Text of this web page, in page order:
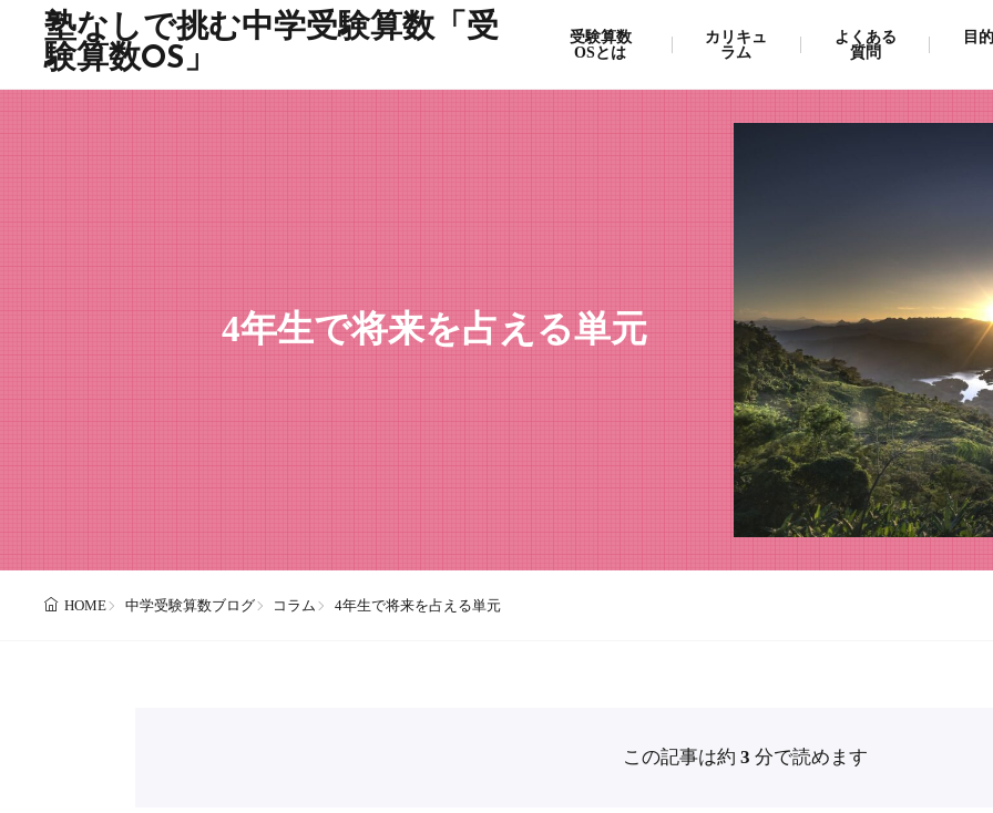
塾なしで挑む中学受験算数「受
験算数OS」
受験算数
OSとは
カリキュ
ラム
よくある
質問
目
4年生で将来を占える単元
HOME 中学受験算数ブログ コラム 4年生で将来を占える単元
この記事は約 3 分で読めます